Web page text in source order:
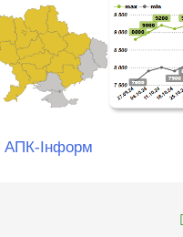
АПК-Інформ